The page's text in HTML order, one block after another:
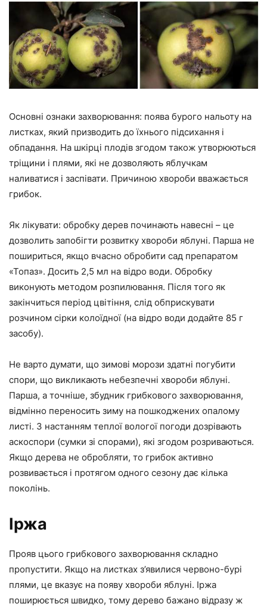
Основні ознаки захворювання: поява бурого нальоту на
листках, який призводить до їхнього підсихання і
обпадання. На шкірці плодів згодом також утворюються
тріщини і плями, які не дозволяють яблучкам
наливатися і заспівати. Причиною хвороби вважається
грибок.
Як лікувати: обробку дерев починають навесні – це
дозволить запобігти розвитку хвороби яблуні. Парша не
пошириться, якщо вчасно обробити сад препаратом
«Топаз». Досить 2,5 мл на відро води. Обробку
виконують методом розпилювання. Після того як
закінчиться період цвітіння, слід обприскувати
розчином сірки колоїдної (на відро води додайте 85 г
засобу).
Не варто думати, що зимові морози здатні погубити
спори, що викликають небезпечні хвороби яблуні.
Парша, а точніше, збудник грибкового захворювання,
відмінно переносить зиму на пошкоджених опалому
листі. З настанням теплої вологої погоди дозрівають
аскоспори (сумки зі спорами), які згодом розриваються.
Якщо дерева не обробляти, то грибок активно
розвивається і протягом одного сезону дає кілька
поколінь.
Іржа
Прояв цього грибкового захворювання складно
пропустити. Якщо на листках з’явилися червоно-бурі
плями, це вказує на появу хвороби яблуні. Іржа
поширюється швидко, тому дерево бажано відразу ж